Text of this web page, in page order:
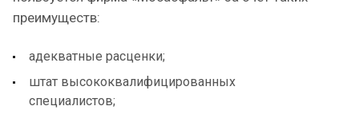
преимуществ:
адекватные расценки;
штат высококвалифицированных
специалистов;